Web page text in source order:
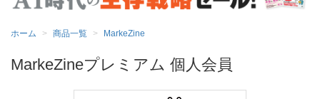
ホーム 商品一覧 MarkeZine
MarkeZineプレミアム 個人会員